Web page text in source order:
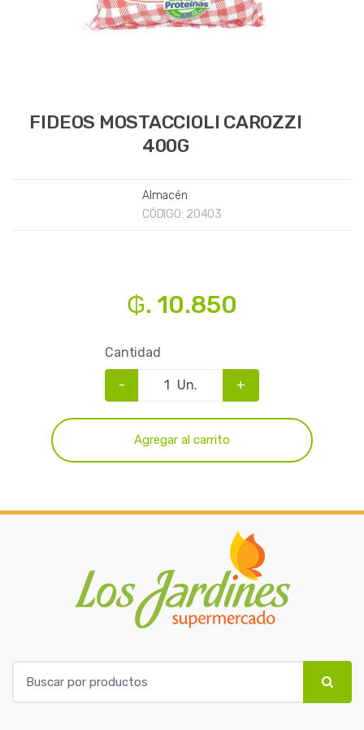
FIDEOS MOSTACCIOLI CAROZZI
400G
Almacén
CÓDIGO: 20403
₲. 10.850
Cantidad
- Un. +
Agregar al carrito